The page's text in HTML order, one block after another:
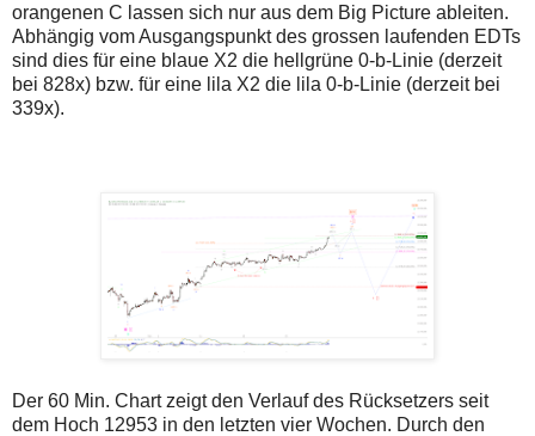
orangenen C lassen sich nur aus dem Big Picture ableiten.
Abhängig vom Ausgangspunkt des grossen laufenden EDTs
sind dies für eine blaue X2 die hellgrüne 0-b-Linie (derzeit
bei 828x) bzw. für eine lila X2 die lila 0-b-Linie (derzeit bei
339x).
Der 60 Min. Chart zeigt den Verlauf des Rücksetzers seit
dem Hoch 12953 in den letzten vier Wochen. Durch den